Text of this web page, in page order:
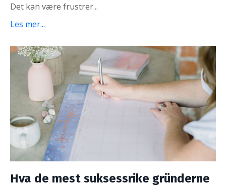
Det kan være frustrer...
Les mer...
Hva de mest suksessrike gründerne